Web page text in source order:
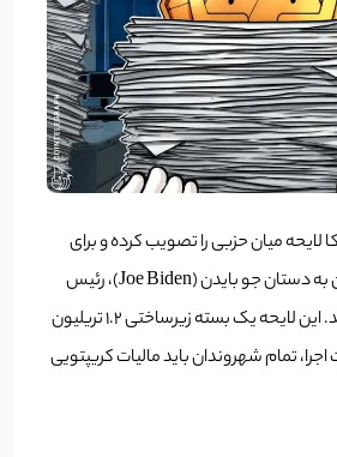
لایحه میان حزبی‌ را تصویب کرده و برای
تبدیل شدن آن به قانون به دستان جو بایدن (Joe Biden)، رئیس
جمهور آمریکا رسانده‌اند. این لایحه یک بسته زیرساختی 1.2 تریلیون
تمام شهروندان باید مالیات کریپتویی